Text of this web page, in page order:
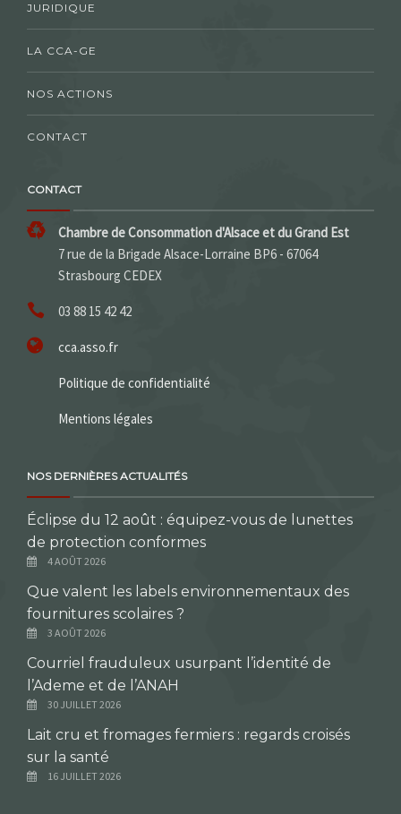
JURIDIQUE
LA CCA-GE
NOS ACTIONS
CONTACT
CONTACT
Chambre de Consommation d'Alsace et du Grand Est
7 rue de la Brigade Alsace-Lorraine BP6 - 67064
Strasbourg CEDEX
03 88 15 42 42
cca.asso.fr
Politique de confidentialité
Mentions légales
NOS DERNIÈRES ACTUALITÉS
Éclipse du 12 août : équipez-vous de lunettes
de protection conformes
4 AOÛT 2026
Que valent les labels environnementaux des
fournitures scolaires ?
3 AOÛT 2026
Courriel frauduleux usurpant l’identité de
l’Ademe et de l’ANAH
30 JUILLET 2026
Lait cru et fromages fermiers : regards croisés
sur la santé
16 JUILLET 2026